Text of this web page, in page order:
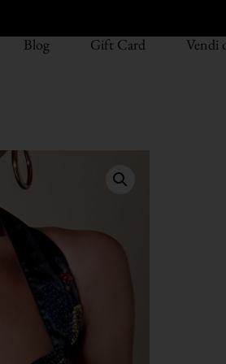
Blog Gift Card Vendi